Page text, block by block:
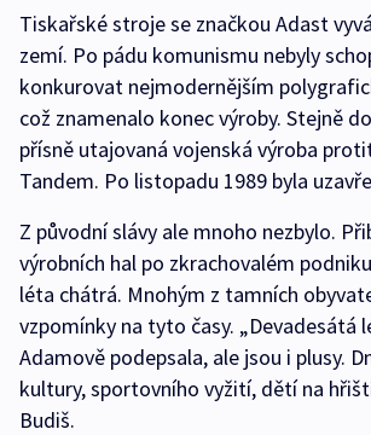
Tiskařské stroje se značkou Adast
zemí. Po pádu komunismu nebyly
konkurovat nejmodernějším
což znamenalo konec výroby. Stejně
přísně utajovaná vojenská výroba
Tandem. Po listopadu 1989 byla
Z původní slávy ale mnoho nezbylo.
výrobních hal po zkrachovalém
léta chátrá. Mnohým z tamních
vzpomínky na tyto časy. „Devadesátá
Adamově podepsala, ale jsou i plusy.
kultury, sportovního vyžití, dětí na
Budiš.